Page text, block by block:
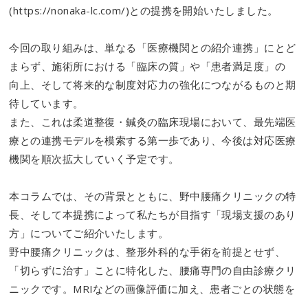
(https://nonaka-lc.com/)との提携を開始いたしました。
今回の取り組みは、単なる「医療機関との紹介連携」にとど
まらず、施術所における「臨床の質」や「患者満足度」の
向上、そして将来的な制度対応力の強化につながるものと期
待しています。
また、これは柔道整復・鍼灸の臨床現場において、最先端医
療との連携モデルを模索する第一歩であり、今後は対応医療
機関を順次拡大していく予定です。
本コラムでは、その背景とともに、野中腰痛クリニックの特
長、そして本提携によって私たちが目指す「現場支援のあり
方」についてご紹介いたします。
野中腰痛クリニックは、整形外科的な手術を前提とせず、
「切らずに治す」ことに特化した、腰痛専門の自由診療クリ
ニックです。MRIなどの画像評価に加え、患者ごとの状態を